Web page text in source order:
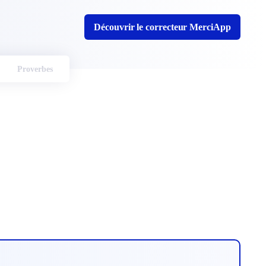
Découvrir le correcteur MerciApp
Proverbes